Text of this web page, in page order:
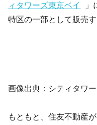
ィタワーズ東京ベイ
」
特区の一部として販売
画像出典：シティタワ
もともと、住友不動産